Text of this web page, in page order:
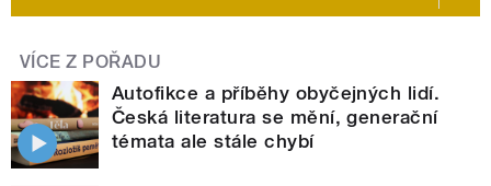
VÍCE Z POŘADU
Autofikce a příběhy obyčejných lidí.
Česká literatura se mění, generační
témata ale stále chybí